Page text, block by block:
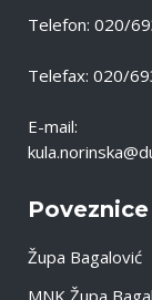
Telefon: 020/
Telefax: 020/
E-mail:
Poveznice
Župa Bagalović
MNK Župa